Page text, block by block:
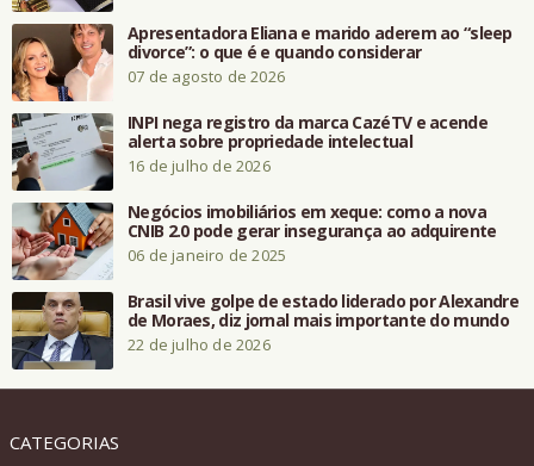
Apresentadora Eliana e marido aderem ao “sleep
divorce”: o que é e quando considerar
07 de agosto de 2026
INPI nega registro da marca CazéTV e acende
alerta sobre propriedade intelectual
16 de julho de 2026
Negócios imobiliários em xeque: como a nova
CNIB 2.0 pode gerar insegurança ao adquirente
06 de janeiro de 2025
Brasil vive golpe de estado liderado por Alexandre
de Moraes, diz jornal mais importante do mundo
22 de julho de 2026
CATEGORIAS